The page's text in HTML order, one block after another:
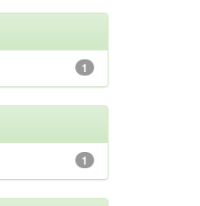
1
1